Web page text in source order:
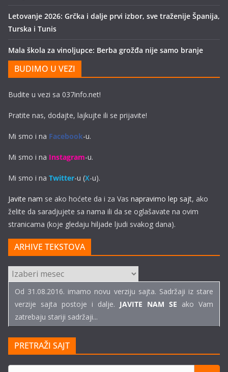
Letovanje 2026: Grčka i dalje prvi izbor, sve traženije Španija,
Turska i Tunis
Mala škola za vinoljupce: Berba grožđa nije samo branje
BUDIMO U VEZI
Budite u vezi sa 037info.net!
Pratite nas, dodajte, lajkujte ili se prijavite!
Mi smo i na Facebook-u.
Mi smo i na Instagram-u.
Mi smo i na Twitter-u (X-u).
Javite nam se ako hoćete da i za Vas napravimo lep sajt, ako
želite da saradjujete sa nama ili da se oglašavate na ovim
stranicama (koje gledaju hiljade ljudi svakog dana).
ARHIVE TEKSTOVA
ARHIVE
TEKSTOVA
Od 31.08.2016. imamo novu verziju sajta. Sadržaji iz stare
verzije sajta postoje i dalje. JAVITE NAM SE ako Vam
zatrebaju stariji sadržaji...
PRETRAŽI SAJT